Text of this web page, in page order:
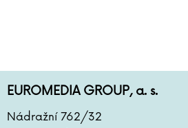
EUROMEDIA GROUP, a. s.
Nádražní 762/32